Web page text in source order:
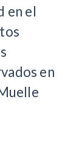
en el
en